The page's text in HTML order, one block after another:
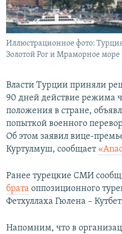
ПОБЕДИТЕЛЕЙ НЕ СУДЯТ?
КРЫМ.НЕПОКОРЕННЫЙ
ELIFBE
ПРИСОЕДИНЯЙТЕСЬ!
Иллюстрационное фото:
Золотой Рог и Мраморное море
Власти Турции приняли
90 дней действие режима
положения в стране,
попыткой военного
Об этом заявил вице-
Куртулмуш, сообщает
Ранее турецкие СМИ
брата оппозиционного
Фетхуллаха Гюлена –
Напомним, что в